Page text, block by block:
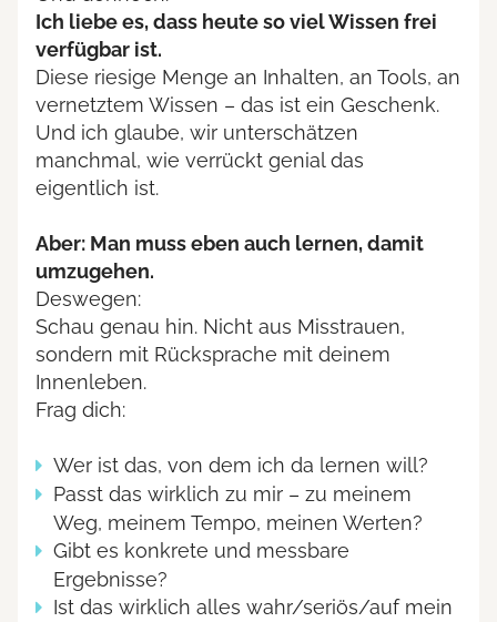
Ich liebe es, dass heute so viel Wissen frei
verfügbar ist.
Diese riesige Menge an Inhalten, an Tools, an
vernetztem Wissen – das ist ein Geschenk.
Und ich glaube, wir unterschätzen
manchmal, wie verrückt genial das
eigentlich ist.
Aber: Man muss eben auch lernen, damit
umzugehen.
Deswegen:
Schau genau hin. Nicht aus Misstrauen,
sondern mit Rücksprache mit deinem
Innenleben.
Frag dich:
Wer ist das, von dem ich da lernen will?
Passt das wirklich zu mir – zu meinem
Weg, meinem Tempo, meinen Werten?
Gibt es konkrete und messbare
Ergebnisse?
Ist das wirklich alles wahr/seriös/auf mein